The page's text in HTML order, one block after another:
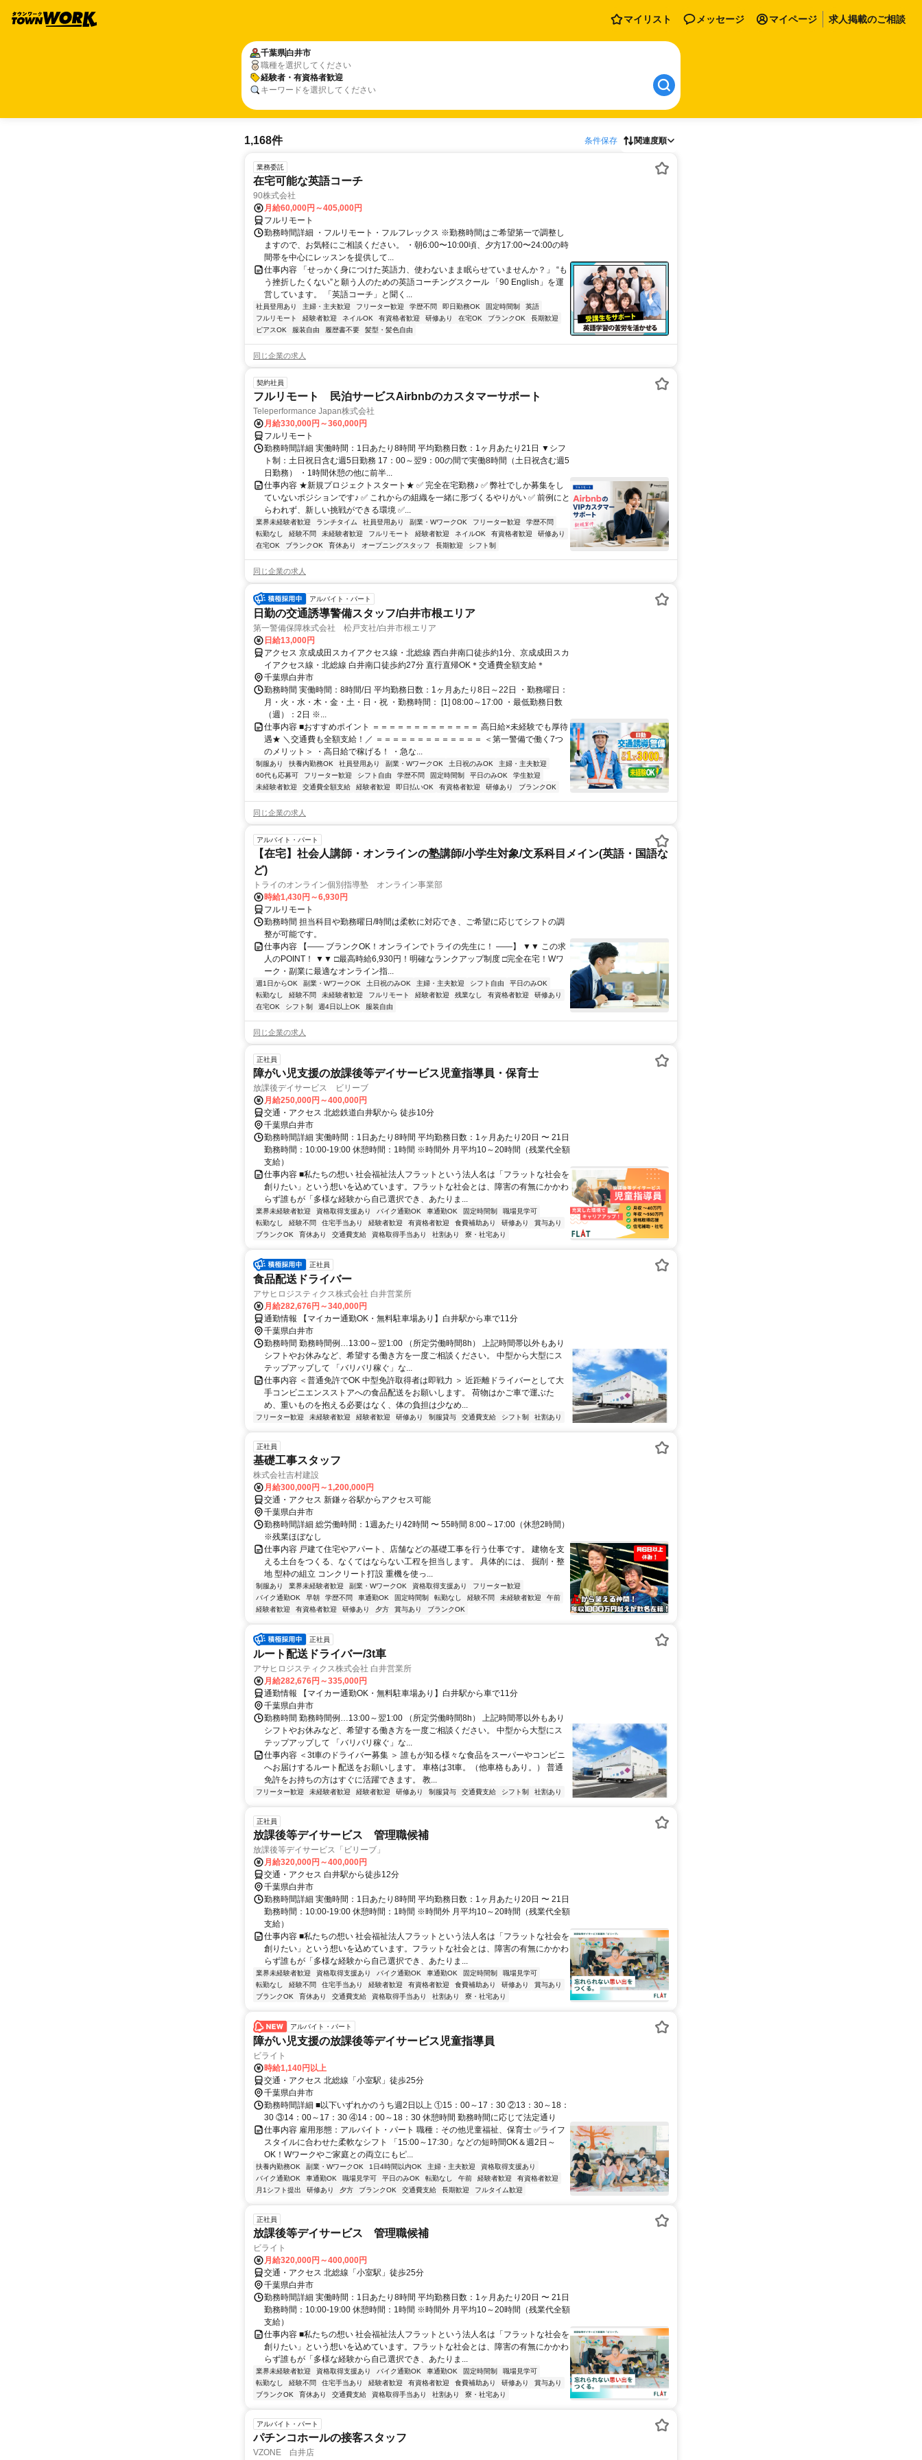
マイリスト メッセージ マイページ 求人掲載のご相談
千葉県白井市
職種を選択してください
経験者・有資格者歓迎
キーワードを選択してください
1,168件 条件保存 関連度順
業務委託
在宅可能な英語コーチ
90株式会社
月給60,000円～405,000円
フルリモート
勤務時間詳細 ・フルリモート・フルフレックス ※勤務時間はご希望第一で調整し
ますので、お気軽にご相談ください。 ・朝6:00〜10:00頃、夕方17:00〜24:00の時
間帯を中心にレッスンを提供して...
仕事内容 「せっかく身につけた英語力、使わないまま眠らせていませんか？」 “も
う挫折したくない”と願う人のための英語コーチングスクール 「90 English」を運
営しています。 「英語コーチ」と聞く...
社員登用あり 主婦・主夫歓迎 フリーター歓迎 学歴不問 即日勤務OK 固定時間制
英語
フルリモート
経験者歓迎 ネイルOK 有資格者歓迎 研修あり 在宅OK ブランクOK
長期歓迎
ピアスOK
服装自由 履歴書不要 髪型・髪色自由
同じ企業の求人
契約社員
フルリモート 民泊サービスAirbnbのカスタマーサポート
Teleperformance Japan株式会社
月給330,000円～360,000円
フルリモート
勤務時間詳細 実働時間：1日あたり8時間 平均勤務日数：1ヶ月あたり21日 ▼シフ
ト制：土日祝日含む週5日勤務 17：00～翌9：00の間で実働8時間（土日祝含む週5
日勤務） ・1時間休憩の他に前半...
仕事内容 ★新規プロジェクトスタート★ ✅ 完全在宅勤務♪ ✅ 弊社でしか募集をし
ていないポジションです♪ ✅ これからの組織を一緒に形づくるやりがい ✅ 前例にと
らわれず、新しい挑戦ができる環境 ✅...
業界未経験者歓迎 ランチタイム 社員登用あり 副業・WワークOK フリーター歓迎
学歴不問
転勤なし
経験不問 未経験者歓迎 フルリモート 経験者歓迎 ネイルOK 有資格者歓迎
研修あり
在宅OK
ブランクOK 育休あり オープニングスタッフ 長期歓迎 シフト制
同じ企業の求人
アルバイト・パート
日勤の交通誘導警備スタッフ/白井市根エリア
第一警備保障株式会社 松戸支社/白井市根エリア
日給13,000円
アクセス 京成成田スカイアクセス線・北総線 西白井南口徒歩約1分、京成成田スカ
イアクセス線・北総線 白井南口徒歩約27分 直行直帰OK＊交通費全額支給＊
千葉県白井市
勤務時間 実働時間：8時間/日 平均勤務日数：1ヶ月あたり8日～22日 ・勤務曜日：
月・火・水・木・金・土・日・祝 ・勤務時間： [1] 08:00～17:00 ・最低勤務日数
（週）：2日 ※...
仕事内容 ■おすすめポイント ＝＝＝＝＝＝＝＝＝＝＝＝＝ 高日給×未経験でも厚待
遇★ ＼交通費も全額支給！／ ＝＝＝＝＝＝＝＝＝＝＝＝＝ ＜第一警備で働く7つ
のメリット＞ ・高日給で稼げる！ ・急な...
制服あり 扶養内勤務OK 社員登用あり 副業・WワークOK 土日祝のみOK
主婦・主夫歓迎
60代も応募可
フリーター歓迎 シフト自由 学歴不問 固定時間制 平日のみOK
学生歓迎
未経験者歓迎
交通費全額支給 経験者歓迎 即日払いOK 有資格者歓迎 研修あり ブランクOK
同じ企業の求人
アルバイト・パート
【在宅】社会人講師・オンラインの塾講師/小学生対象/文系科目メイン(英語・国語な
ど)
トライのオンライン個別指導塾 オンライン事業部
時給1,430円～6,930円
フルリモート
勤務時間 担当科目や勤務曜日/時間は柔軟に対応でき、ご希望に応じてシフトの調
整が可能です。
仕事内容 【―― ブランクOK！オンラインでトライの先生に！ ――】 ▼▼ この求
人のPOINT！ ▼▼ □最高時給6,930円！明確なランクアップ制度 □完全在宅！Wワ
ーク・副業に最適なオンライン指...
週1日からOK 副業・WワークOK 土日祝のみOK 主婦・主夫歓迎 シフト自由
平日のみOK
転勤なし
経験不問 未経験者歓迎 フルリモート 経験者歓迎 残業なし 有資格者歓迎
研修あり
在宅OK
シフト制 週4日以上OK 服装自由
同じ企業の求人
正社員
障がい児支援の放課後等デイサービス児童指導員・保育士
放課後デイサービス ビリーブ
月給250,000円～400,000円
交通・アクセス 北総鉄道白井駅から 徒歩10分
千葉県白井市
勤務時間詳細 実働時間：1日あたり8時間 平均勤務日数：1ヶ月あたり20日 〜 21日
勤務時間：10:00-19:00 休憩時間：1時間 ※時間外 月平均10～20時間（残業代全額
支給）
仕事内容 ■私たちの想い 社会福祉法人フラットという法人名は「フラットな社会を
創りたい」という想いを込めています。フラットな社会とは、障害の有無にかかわ
らず誰もが「多様な経験から自己選択でき、あたりま...
業界未経験者歓迎 資格取得支援あり バイク通勤OK 車通勤OK 固定時間制
職場見学可
転勤なし
経験不問 住宅手当あり 経験者歓迎 有資格者歓迎 食費補助あり 研修あり
賞与あり
ブランクOK
育休あり 交通費支給 資格取得手当あり 社割あり 寮・社宅あり
正社員
食品配送ドライバー
アサヒロジスティクス株式会社 白井営業所
月給282,676円～340,000円
通勤情報 【マイカー通勤OK・無料駐車場あり】白井駅から車で11分
千葉県白井市
勤務時間 勤務時間例…13:00～翌1:00 （所定労働時間8h） 上記時間帯以外もあり
シフトやお休みなど、希望する働き方を一度ご相談ください。 中型から大型にス
テップアップして 「バリバリ稼ぐ」な...
仕事内容 ＜普通免許でOK 中型免許取得者は即戦力 ＞ 近距離ドライバーとして大
手コンビニエンスストアへの食品配送をお願いします。 荷物はかご車で運ぶた
め、重いものを抱える必要はなく、体の負担は少なめ...
フリーター歓迎 未経験者歓迎 経験者歓迎 研修あり 制服貸与 交通費支給 シフト制 社割あり
正社員
基礎工事スタッフ
株式会社吉村建設
月給300,000円～1,200,000円
交通・アクセス 新鎌ヶ谷駅からアクセス可能
千葉県白井市
勤務時間詳細 総労働時間：1週あたり42時間 〜 55時間 8:00～17:00（休憩2時間）
※残業ほぼなし
仕事内容 戸建て住宅やアパート、店舗などの基礎工事を行う仕事です。 建物を支
える土台をつくる、なくてはならない工程を担当します。 具体的には、 掘削・整
地 型枠の組立 コンクリート打設 重機を使っ...
制服あり 業界未経験者歓迎 副業・WワークOK 資格取得支援あり
フリーター歓迎
バイク通勤OK
早朝 学歴不問 車通勤OK 固定時間制 転勤なし 経験不問 未経験者歓迎
午前
経験者歓迎
有資格者歓迎 研修あり 夕方 賞与あり ブランクOK
正社員
ルート配送ドライバー/3t車
アサヒロジスティクス株式会社 白井営業所
月給282,676円～335,000円
通勤情報 【マイカー通勤OK・無料駐車場あり】白井駅から車で11分
千葉県白井市
勤務時間 勤務時間例…13:00～翌1:00 （所定労働時間8h） 上記時間帯以外もあり
シフトやお休みなど、希望する働き方を一度ご相談ください。 中型から大型にス
テップアップして 「バリバリ稼ぐ」な...
仕事内容 ＜3t車のドライバー募集 ＞ 誰もが知る様々な食品をスーパーやコンビニ
へお届けするルート配送をお願いします。 車格は3t車。（他車格もあり。） 普通
免許をお持ちの方はすぐに活躍できます。 教...
フリーター歓迎 未経験者歓迎 経験者歓迎 研修あり 制服貸与 交通費支給 シフト制 社割あり
正社員
放課後等デイサービス 管理職候補
放課後等デイサービス「ビリーブ」
月給320,000円～400,000円
交通・アクセス 白井駅から徒歩12分
千葉県白井市
勤務時間詳細 実働時間：1日あたり8時間 平均勤務日数：1ヶ月あたり20日 〜 21日
勤務時間：10:00-19:00 休憩時間：1時間 ※時間外 月平均10～20時間（残業代全額
支給）
仕事内容 ■私たちの想い 社会福祉法人フラットという法人名は「フラットな社会を
創りたい」という想いを込めています。フラットな社会とは、障害の有無にかかわ
らず誰もが「多様な経験から自己選択でき、あたりま...
業界未経験者歓迎 資格取得支援あり バイク通勤OK 車通勤OK 固定時間制
職場見学可
転勤なし
経験不問 住宅手当あり 経験者歓迎 有資格者歓迎 食費補助あり 研修あり
賞与あり
ブランクOK
育休あり 交通費支給 資格取得手当あり 社割あり 寮・社宅あり
アルバイト・パート
障がい児支援の放課後等デイサービス児童指導員
ビライト
時給1,140円以上
交通・アクセス 北総線「小室駅」徒歩25分
千葉県白井市
勤務時間詳細 ■以下いずれかのうち週2日以上 ①15：00～17：30 ②13：30～18：
30 ③14：00～17：30 ④14：00～18：30 休憩時間 勤務時間に応じて法定通り
仕事内容 雇用形態：アルバイト・パート 職種：その他児童福祉、保育士 ✅ライフ
スタイルに合わせた柔軟なシフト 「15:00～17:30」などの短時間OK＆週2日～
OK！Wワークやご家庭との両立にもピ...
扶養内勤務OK 副業・WワークOK 1日4時間以内OK 主婦・主夫歓迎
資格取得支援あり
バイク通勤OK
車通勤OK 職場見学可 平日のみOK 転勤なし 午前 経験者歓迎
有資格者歓迎
月1シフト提出
研修あり 夕方 ブランクOK 交通費支給 長期歓迎 フルタイム歓迎
正社員
放課後等デイサービス 管理職候補
ビライト
月給320,000円～400,000円
交通・アクセス 北総線「小室駅」徒歩25分
千葉県白井市
勤務時間詳細 実働時間：1日あたり8時間 平均勤務日数：1ヶ月あたり20日 〜 21日
勤務時間：10:00-19:00 休憩時間：1時間 ※時間外 月平均10～20時間（残業代全額
支給）
仕事内容 ■私たちの想い 社会福祉法人フラットという法人名は「フラットな社会を
創りたい」という想いを込めています。フラットな社会とは、障害の有無にかかわ
らず誰もが「多様な経験から自己選択でき、あたりま...
業界未経験者歓迎 資格取得支援あり バイク通勤OK 車通勤OK 固定時間制
職場見学可
転勤なし
経験不問 住宅手当あり 経験者歓迎 有資格者歓迎 食費補助あり 研修あり
賞与あり
ブランクOK
育休あり 交通費支給 資格取得手当あり 社割あり 寮・社宅あり
アルバイト・パート
パチンコホールの接客スタッフ
VZONE 白井店